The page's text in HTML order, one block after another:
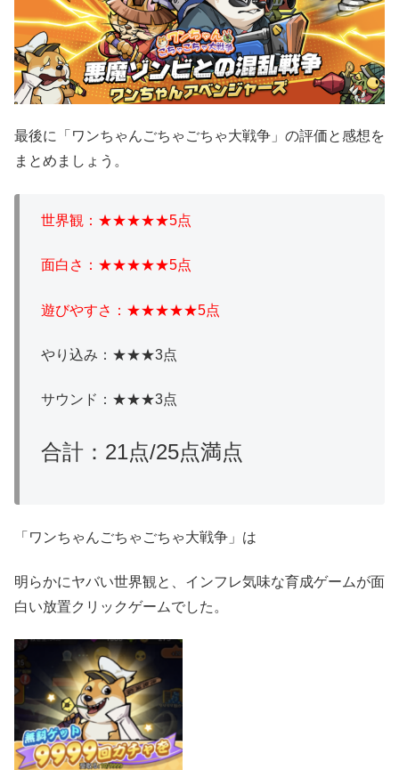
最後に「ワンちゃんごちゃごちゃ大戦争」の評価と感想を
まとめましょう。
世界観：★★★★★5点
面白さ：★★★★★5点
遊びやすさ：★★★★★5点
やり込み：★★★3点
サウンド：★★★3点
合計：21点/25点満点
「ワンちゃんごちゃごちゃ大戦争」は
明らかにヤバい世界観と、インフレ気味な育成ゲームが面
白い放置クリックゲームでした。